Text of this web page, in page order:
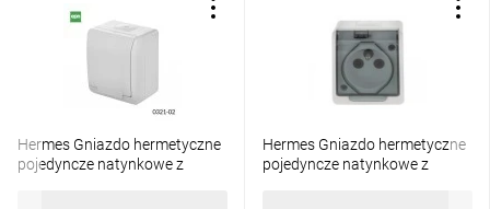
Hermes Gniazdo hermetyczne
pojedyncze natynkowe z
Hermes Gniazdo hermetyczne
pojedyncze natynkowe z